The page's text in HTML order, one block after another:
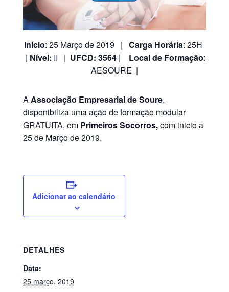
Início: 25 Março de 2019 |Carga Horária: 25H
| Nível: II | UFCD: 3564| Local de Formação:
AESOURE |
AAssociação Empresarial de Soure,
disponibiliza uma ação de formação modular
GRATUITA, em Primeiros Socorros,com inicio a
25 de Março de 2019.
Adicionar ao calendário
DETALHES
Data:
25 março, 2019